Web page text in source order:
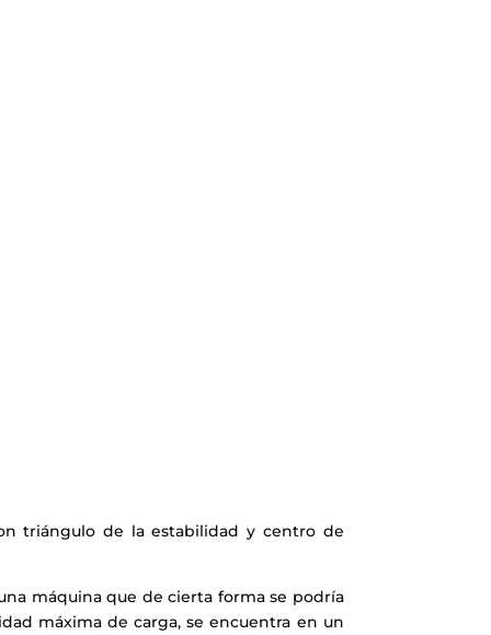
triángulo de la estabilidad y centro de
máquina que de cierta forma se podría
máxima de carga, se encuentra en un